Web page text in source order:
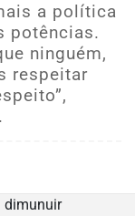
a política
potências.
ninguém,
respeitar